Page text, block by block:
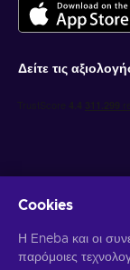
Δείτε τις
Λάβετε
Cookies
Η Eneba και οι
παρόμοιες